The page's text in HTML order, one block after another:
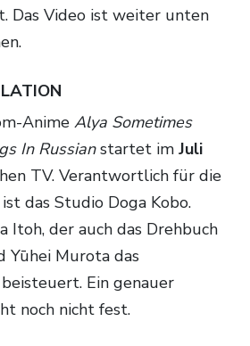
Das Video ist weiter unten
Anime Alya Sometimes
In Russianstartet im Juli
TV. Verantwortlich für die
das Studio Doga Kobo.
Itoh, der auch das Drehbuch
Yūhei Murota das
Ein genauer
noch nicht fest.